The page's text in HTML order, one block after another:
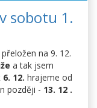
sobotu 1.
na 9. 12.
a tak jsem
12. hrajeme od
později - 13. 12 .